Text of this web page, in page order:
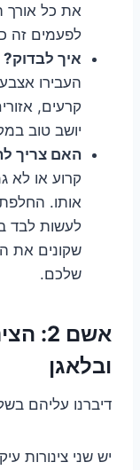
את כל אורך
לפעמים זה
איך לבדוק?
העבירו
קרעים,
יושב טוב
האם צריך
קרוע או לא
אותו.
לעשות לבד
שקונים את
שלכם.
אשם
ובלאגן
דיברנו עליהם
יש שני צינורות